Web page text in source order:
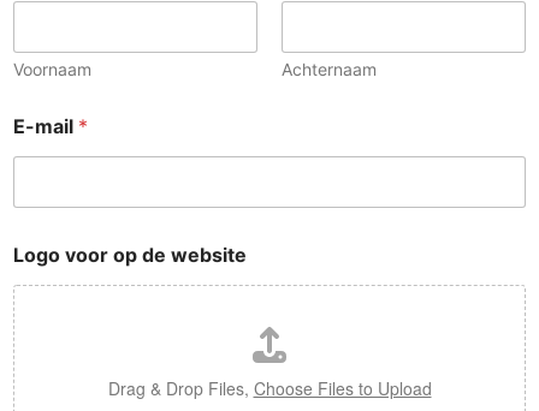
Voornaam Achternaam
E-mail *
Logo voor op de website
Drag & Drop Files, Choose Files to Upload